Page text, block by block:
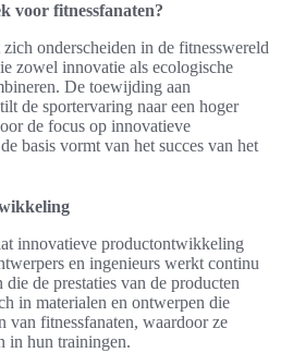
voor fitnessfanaten?
zich onderscheiden in de fitnesswereld
zowel innovatie als ecologische
De toewijding aan
de sportervaring naar een hoger
de focus op innovatieve
basis vormt van het succes van het
innovatieve productontwikkeling
en ingenieurs werkt continu
de prestaties van de producten
in materialen en ontwerpen die
van fitnessfanaten, waardoor ze
in hun trainingen.